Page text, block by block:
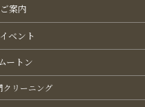
案内
ベント
ートン
クリーニング